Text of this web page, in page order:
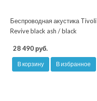
Беспроводная акустика Tivoli
Revive black ash / black
28 490 руб.
В корзину В избранное